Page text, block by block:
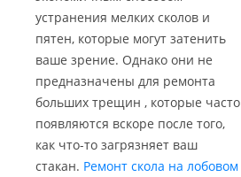
устранения мелких сколов и
пятен, которые могут затенить
ваше зрение. Однако они не
предназначены для ремонта
больших трещин , которые часто
появляются вскоре после того,
как что-то загрязняет ваш
стакан. Ремонт скола на лобовом